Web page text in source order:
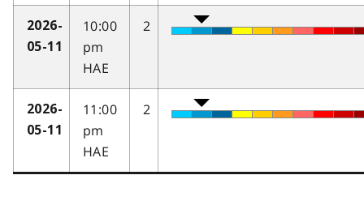
2026-
05-11
10:00
pm
HAE
2
2026-
05-11
11:00
pm
HAE
2